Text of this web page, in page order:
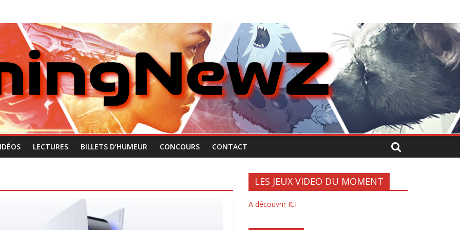
LECTURES BILLETS D’HUMEUR CONCOURS CONTACT
LES JEUX VIDEO DU MOMENT
A découvrir ICI